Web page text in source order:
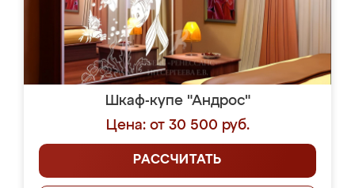
Шкаф-купе "Андрос"
Цена: от 30 500 руб.
РАССЧИТАТЬ